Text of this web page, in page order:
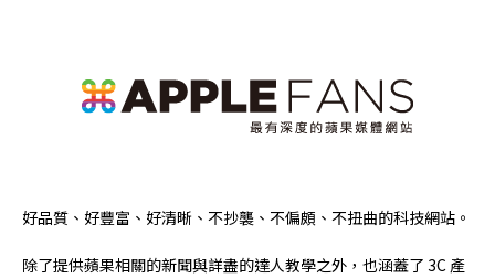
好品質、好豐富、好清晰、不抄襲、不偏頗、不扭曲的科技網站。
除了提供蘋果相關的新聞與詳盡的達人教學之外，也涵蓋了 3C 產